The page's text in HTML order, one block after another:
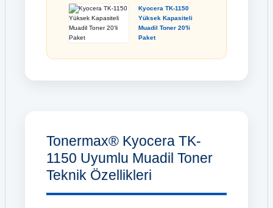
Kyocera TK-1150
Yüksek Kapasiteli
Muadil Toner 20'li
Paket
Tonermax® Kyocera TK-
1150 Uyumlu Muadil Toner
Teknik Özellikleri